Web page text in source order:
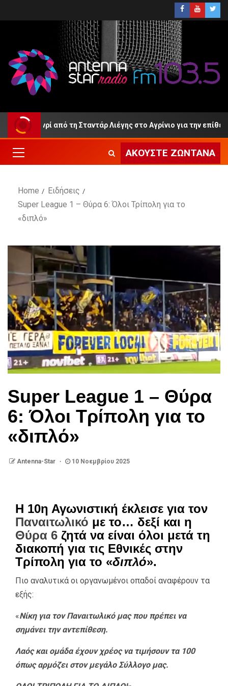
Ανρί από τη Σταντάρ Λιέγης στο Αγρίνιο για την επίθεση;
ΑΚΟΎΣΤΕ ΖΩΝΤΑΝΆ
Home
Ειδήσεις
Super League 1 – Θύρα 6: Όλοι Τρίπολη για το
«διπλό»
Super League 1 – Θύρα
6: Όλοι Τρίπολη για το
«διπλό»
Antenna-Star 10 Νοεμβρίου 2025
Η 10η Αγωνιστική έκλεισε για τον
Παναιτωλικό με το… δεξί και η
Θύρα 6 ζητά να είναι όλοι μετά τη
διακοπή για τις Εθνικές στην
Τρίπολη για το «διπλό».
Πιο αναλυτικά οι οργανωμένοι οπαδοί αναφέρουν τα
εξής:
«Νίκη για τον Παναιτωλικό μας που πρέπει να
σημάνει την αντεπίθεση.
Λαός και ομάδα έχουν χρέος να τιμήσουν τα 100
όπως αρμόζει στον μεγάλο Σύλλογο μας.